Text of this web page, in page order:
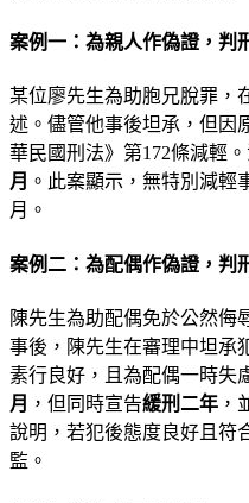
案例一：為親人作偽證，判
某位廖先生為助胞兄脫罪，
述。儘管他事後坦承，但因
華民國刑法》第172條減輕
月 。此案顯示，無特別減輕
月。
案例二：為配偶作偽證，判
陳先生為助配偶免於公然侮
事後，陳先生在審理中坦承
素行良好，且為配偶一時失
月 ，但同時宣告緩刑二年 ，
說明，若犯後態度良好且符
監。